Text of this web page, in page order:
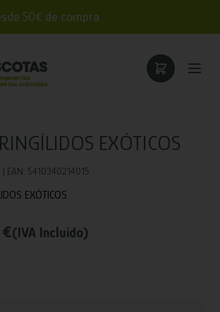
50€ de compra
EXÓTICOS
EAN: 5410340214015
(IVA Incluido)